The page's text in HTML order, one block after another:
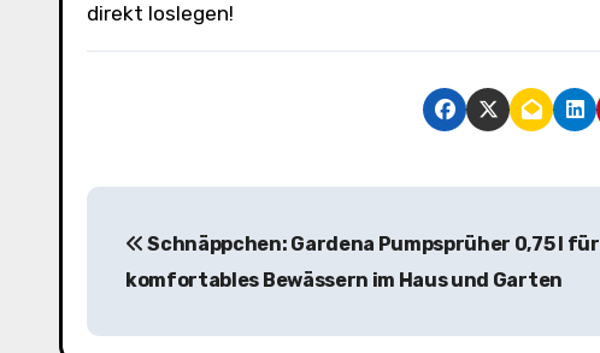
direkt loslegen!
B
Schnäppchen: Gardena Pumpsprüher 0,75 l für
komfortables Bewässern im Haus und Garten